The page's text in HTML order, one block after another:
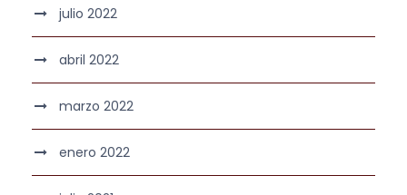
julio 2022
abril 2022
marzo 2022
enero 2022